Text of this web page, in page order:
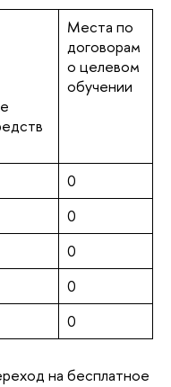
Места по
договорам
о целевом
обучении
0
0
0
0
0
на бесплатное